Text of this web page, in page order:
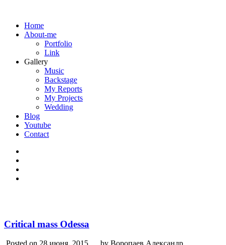
Home
About-me
Portfolio
Link
Gallery
Music
Backstage
My Reports
My Projects
Wedding
Blog
Youtube
Contact
Critical mass Odessa